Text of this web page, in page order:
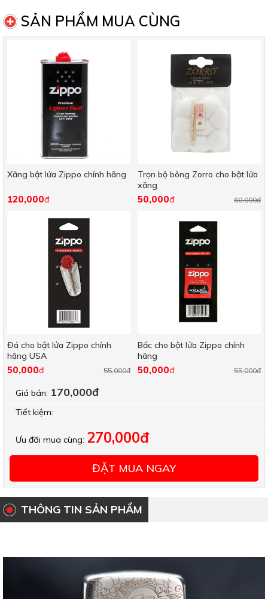
SẢN PHẨM MUA CÙNG
Xăng bật lửa Zippo chính hãng
120,000đ
Trọn bộ bông Zorro cho bật lửa
xăng
60,000đ
50,000đ
Đá cho bật lửa Zippo chính
hãng USA
55,000đ
50,000đ
Bấc cho bật lửa Zippo chính
hãng
55,000đ
50,000đ
Giá bán: 170,000đ
Tiết kiệm:
Ưu đãi mua cùng: 270,000đ
ĐẶT MUA NGAY
THÔNG TIN SẢN PHẨM